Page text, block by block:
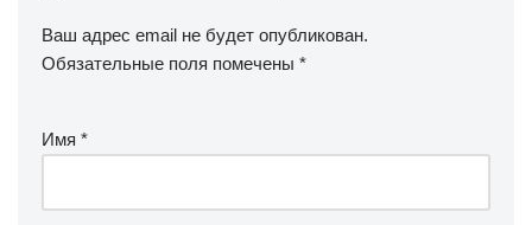
Ваш адрес email не будет опубликован.
Обязательные поля помечены *
Имя *